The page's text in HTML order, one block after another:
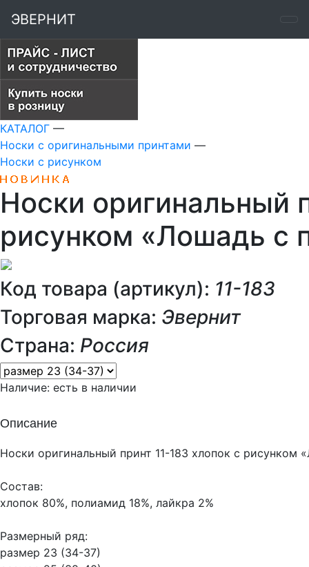
ЭВЕРНИТ
КАТАЛОГ —
Носки с оригинальными принтами —
Носки с рисунком
Носки оригинальный
рисунком «Лошадь с
Код товара (артикул): 11-183
Торговая марка: Эвернит
Страна: Россия
Наличие: есть в наличии
Описание
Носки оригинальный принт 11-183 хлопок с рисунком
Состав:
хлопок 80%, полиамид 18%, лайкра 2%
Размерный ряд:
размер 23 (34-37)